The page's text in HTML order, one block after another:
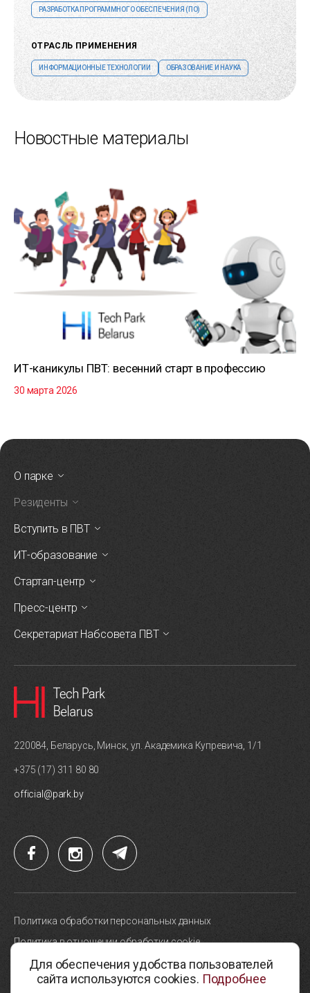
РАЗРАБОТКА ПРОГРАММНОГО ОБЕСПЕЧЕНИЯ (ПО)
ОТРАСЛЬ ПРИМЕНЕНИЯ
ИНФОРМАЦИОННЫЕ ТЕХНОЛОГИИ ОБРАЗОВАНИЕ И НАУКА
Новостные материалы
ИТ-каникулы ПВТ: весенний старт в профессию
30 марта 2026
О парке
Резиденты
Вступить в ПВТ
ИТ-образование
Стартап-центр
Пресс-центр
Секретариат Набсовета ПВТ
220084, Беларусь, Минск, ул. Академика Купревича, 1/1
+375 (17) 311 80 80
official@park.by
Политика обработки персональных данных
Политика в отношении обработки cookie
Карта сайта
Выбор настроек cookie
Для обеспечения удобства пользователей
сайта используются cookies. Подробнее